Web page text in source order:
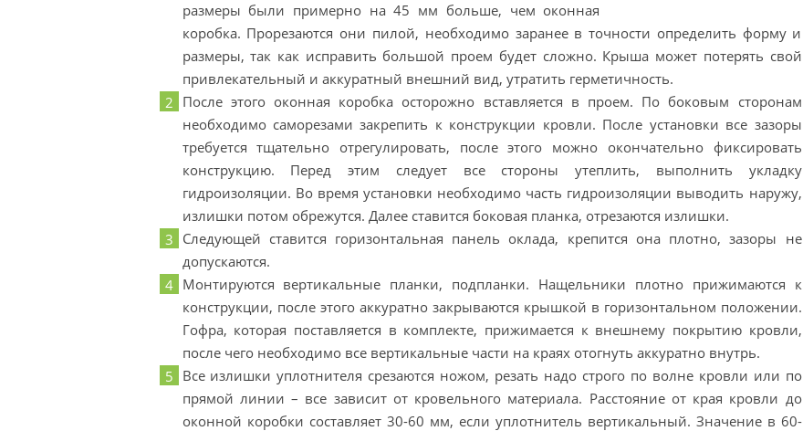
размеры были примерно на 45 мм больше, чем оконная
коробка. Прорезаются они пилой, необходимо заранее в точности определить форму и
размеры, так как исправить большой проем будет сложно. Крыша может потерять свой
привлекательный и аккуратный внешний вид, утратить герметичность.
После этого оконная коробка осторожно вставляется в проем. По боковым сторонам
необходимо саморезами закрепить к конструкции кровли. После установки все зазоры
требуется тщательно отрегулировать, после этого можно окончательно фиксировать
конструкцию. Перед этим следует все стороны утеплить, выполнить укладку
гидроизоляции. Во время установки необходимо часть гидроизоляции выводить наружу,
излишки потом обрежутся. Далее ставится боковая планка, отрезаются излишки.
Следующей ставится горизонтальная панель оклада, крепится она плотно, зазоры не
допускаются.
Монтируются вертикальные планки, подпланки. Нащельники плотно прижимаются к
конструкции, после этого аккуратно закрываются крышкой в горизонтальном положении.
Гофра, которая поставляется в комплекте, прижимается к внешнему покрытию кровли,
после чего необходимо все вертикальные части на краях отогнуть аккуратно внутрь.
Все излишки уплотнителя срезаются ножом, резать надо строго по волне кровли или по
прямой линии – все зависит от кровельного материала. Расстояние от края кровли до
оконной коробки составляет 30-60 мм, если уплотнитель вертикальный. Значение в 60-